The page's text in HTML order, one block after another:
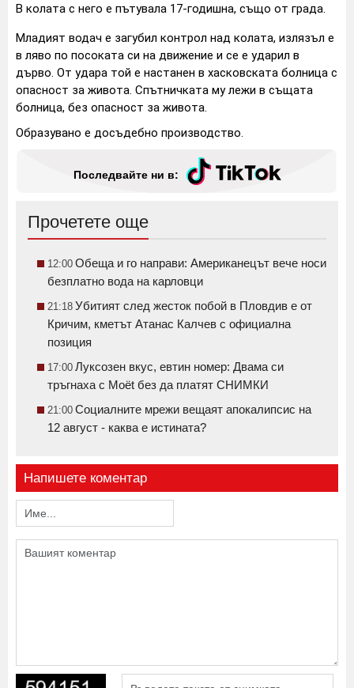
В колата с него е пътувала 17-годишна, също от града.
Младият водач е загубил контрол над колата, излязъл е
в ляво по посоката си на движение и се е ударил в
дърво. От удара той е настанен в хасковската болница с
опасност за живота. Спътничката му лежи в същата
болница, без опасност за живота.
Образувано е досъдебно производство.
Последвайте ни в:
Прочетете още
12:00 Обеща и го направи: Американецът вече носи
безплатно вода на карловци
21:18 Убитият след жесток побой в Пловдив е от
Кричим, кметът Атанас Калчев с официална
позиция
17:00 Луксозен вкус, евтин номер: Двама си
тръгнаха с Moët без да платят СНИМКИ
21:00 Социалните мрежи вещаят апокалипсис на
12 август - каква е истината?
Напишете коментар